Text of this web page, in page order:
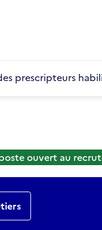
prescripteurs
ouvert au